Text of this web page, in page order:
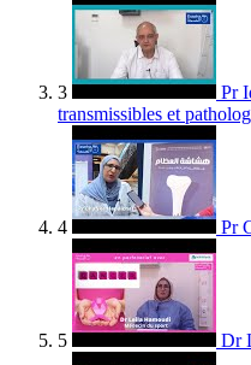
3
Pr
transmissibles et
4 Pr
5 Dr